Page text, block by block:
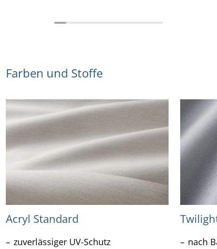
Farben und Stoffe
Acryl Standard
zuverlässiger UV-Schutz
nach